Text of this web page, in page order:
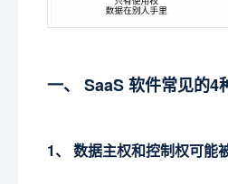
一、 SaaS 软件常见的4
1、 数据主权和控制权可能